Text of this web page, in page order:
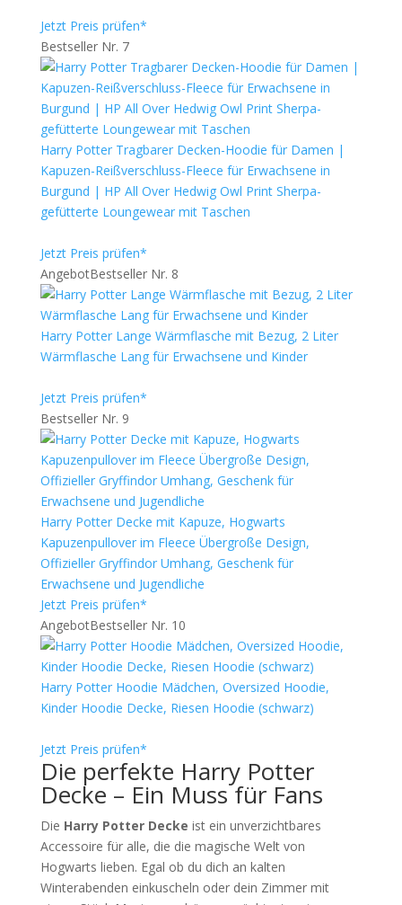
Jetzt Preis prüfen*
Bestseller Nr. 7
Harry Potter Tragbarer Decken-Hoodie für Damen |
Kapuzen-Reißverschluss-Fleece für Erwachsene in
Burgund | HP All Over Hedwig Owl Print Sherpa-
gefütterte Loungewear mit Taschen
Jetzt Preis prüfen*
AngebotBestseller Nr. 8
Harry Potter Lange Wärmflasche mit Bezug, 2 Liter
Wärmflasche Lang für Erwachsene und Kinder
Jetzt Preis prüfen*
Bestseller Nr. 9
Harry Potter Decke mit Kapuze, Hogwarts
Kapuzenpullover im Fleece Übergroße Design,
Offizieller Gryffindor Umhang, Geschenk für
Erwachsene und Jugendliche
Jetzt Preis prüfen*
AngebotBestseller Nr. 10
Harry Potter Hoodie Mädchen, Oversized Hoodie,
Kinder Hoodie Decke, Riesen Hoodie (schwarz)
Jetzt Preis prüfen*
Die perfekte Harry Potter
Decke – Ein Muss für Fans
Die Harry Potter Decke ist ein unverzichtbares
Accessoire für alle, die die magische Welt von
Hogwarts lieben. Egal ob du dich an kalten
Winterabenden einkuscheln oder dein Zimmer mit